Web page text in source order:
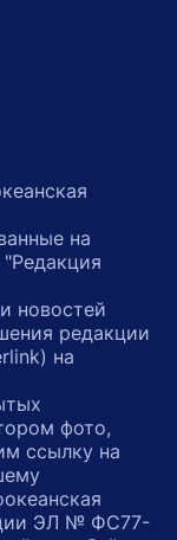
на
новостей
редакции
на
фото,
ссылку на
ЭЛ № ФС77-